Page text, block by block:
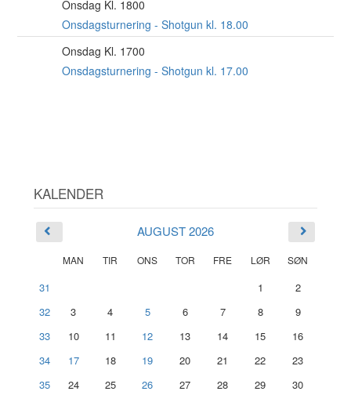
Onsdag Kl. 1800
Onsdagsturnering - Shotgun kl. 18.00
Onsdag Kl. 1700
Onsdagsturnering - Shotgun kl. 17.00
KALENDER
AUGUST 2026
MAN TIR ONS TOR FRE LØR SØN
31 1
2
32
3 4 5 6 7 8
9
33
10 11 12 13 14 15
16
34
17 18 19 20 21 22
23
35
24 25 26 27 28 29
30